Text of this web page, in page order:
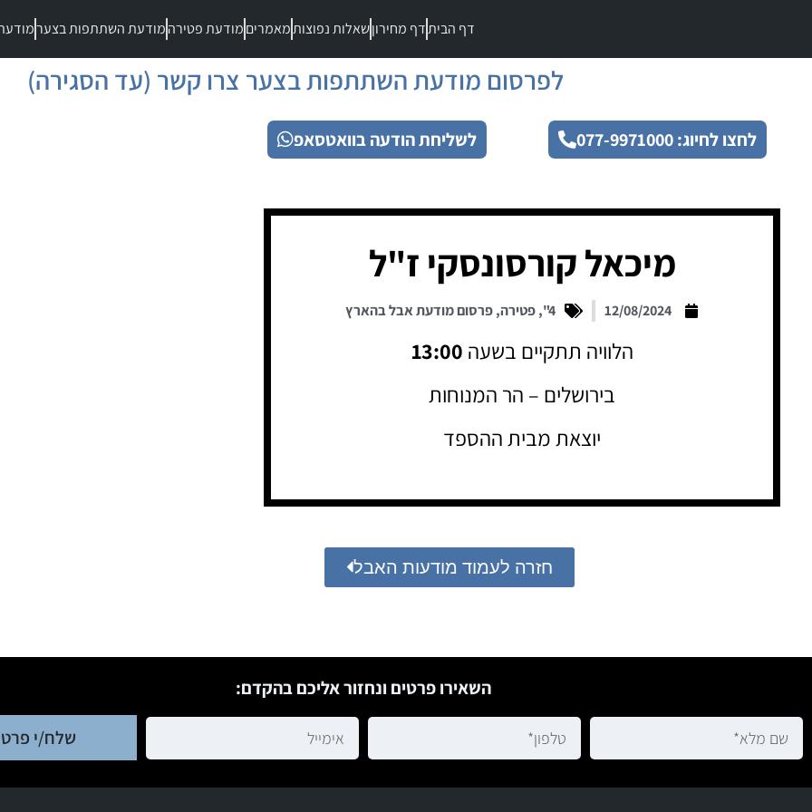
דף הביתדף מחירוןשאלות נפוצותמאמריםמודעת פטירהמודעת השתתפות בצער
לפרסום מודעת השתתפות בצער צרו קשר (עד הסגירה)
לחצו לחיוג: 077-9971000 לשליחת הודעה בוואטסאפ
מיכאל קורסונסקי ז"ל
12/08/2024
4"
,פטירה,פרסום מודעת אבל בהארץ
הלוויה תתקיים בשעה 13:00
בירושלים – הר המנוחות
יוצאת מבית ההספד
חזרה לעמוד מודעות האבל
השאירו פרטים ונחזור אליכם בהקדם:
שלח/י